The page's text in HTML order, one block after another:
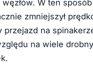
W ten
zmniejszył
na
na wiele